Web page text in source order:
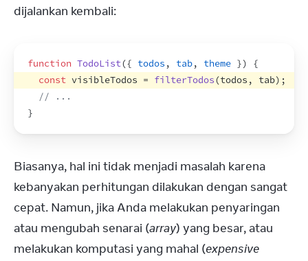
dijalankan kembali:
function TodoList({ todos , tab, theme })
{
const visibleTodos = filterTodos(todos , tab) ;
// ...
}
Biasanya, hal ini tidak menjadi masalah karena
kebanyakan perhitungan dilakukan dengan sangat
cepat. Namun, jika Anda melakukan penyaringan
atau mengubah senarai (array) yang besar, atau
melakukan komputasi yang mahal (expensive